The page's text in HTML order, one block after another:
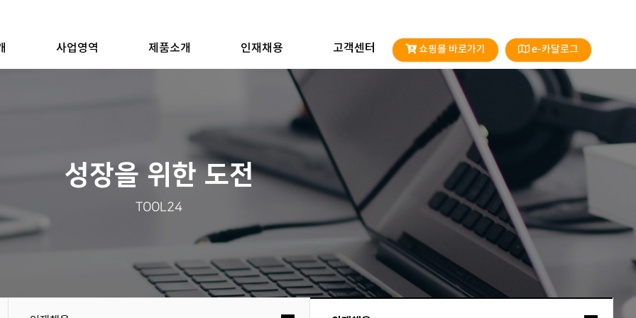
사업영역 제품소개 인재채용 고객센터 쇼핑몰 바로가기 e-카달로그
성장을 위한 도전
TOOL24